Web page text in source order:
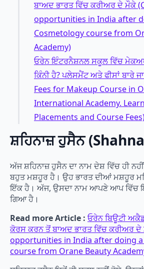
ਬਾਅਦ ਭਾਰਤ ਵਿੱਚ ਕਰੀਅਰ ਦੇ ਮੌਕੇ
opportunities in India after
Cosmetology course from
Academy)
ਓਰੇਨ ਇੰਟਰਨੈਸ਼ਨਲ ਸਕੂਲ ਵਿੱਚ
ਕਿੰਨੀ ਹੈ? ਪਲੇਸਮੈਂਟ ਅਤੇ ਫੀਸਾਂ ਬਾਰੇ
Fees for Makeup Course in
International Academy.
Placements and Course
ਸ਼ਹਿਨਾਜ਼ ਹੁਸੈਨ
ਅੱਜ ਸ਼ਹਿਨਾਜ਼ ਹੁਸੈਨ ਦਾ ਨਾਮ ਦੇਸ਼ ਵਿੱਚ ਹੀ
ਬਹੁਤ ਮਸ਼ਹੂਰ ਹੈ। ਉਹ ਭਾਰਤ ਦੀਆਂ ਮਸ਼ਹੂਰ
ਇੱਕ ਹੈ। ਅੱਜ, ਉਸਦਾ ਨਾਮ ਆਪਣੇ ਆਪ ਵਿੱਚ
ਗਿਆ ਹੈ।
Read more Article : ਓਰੇਨ ਬਿਊਟੀ
ਕੋਰਸ ਕਰਨ ਤੋਂ ਬਾਅਦ ਭਾਰਤ ਵਿੱਚ ਕਰੀਅਰ ਦੇ
opportunities in India after doing
course from Orane Beauty